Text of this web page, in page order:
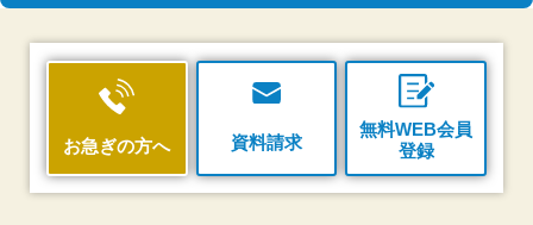
お急ぎの方へ 資料請求
無料WEB会員
登録